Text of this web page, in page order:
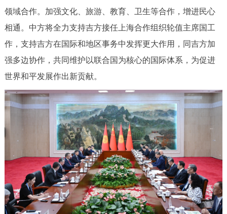
ENGLISH 한국어 日本語
DEUTSCH FRANÇAIS РУССКИЙ ЯЗЫК
ESPAÑOL
ITALIANO
领域合作。加强文化、旅游、教育、卫生等合作，增进民心
相通。中方将全力支持吉方接任上海合作组织轮值主席国工
作，支持吉方在国际和地区事务中发挥更大作用，同吉方加
强多边协作，共同维护以联合国为核心的国际体系，为促进
世界和平发展作出新贡献。